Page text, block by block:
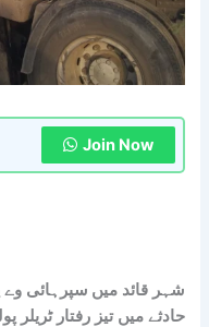
Join Now
شہر قائد میں سپرہائی
حادثے میں تیز رفتار